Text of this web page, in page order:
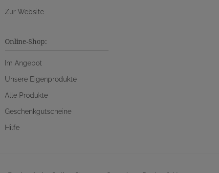
Zur Website
Online-Shop:
Im Angebot
Unsere Eigenprodukte
Alle Produkte
Geschenkgutscheine
Hilfe